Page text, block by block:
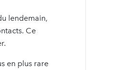
lendemain,
Ce
en plus rare